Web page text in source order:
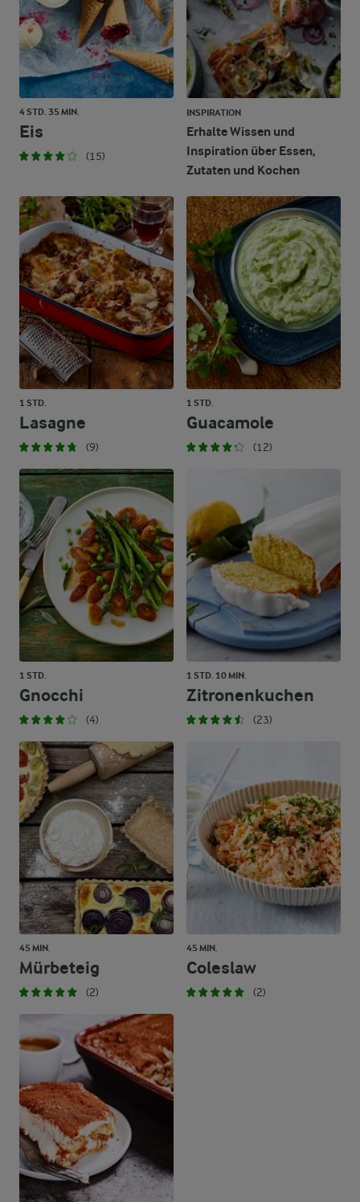
4 STD. 35 MIN.
Eis
(15)
INSPIRATION
Erhalte Wissen und
Inspiration über Essen,
Zutaten und Kochen
1 STD.
Lasagne
(9)
1 STD.
Guacamole
(12)
1 STD.
Gnocchi
(4)
1 STD. 10 MIN.
Zitronenkuchen
(23)
45 MIN.
Mürbeteig
(2)
45 MIN.
Coleslaw
(2)